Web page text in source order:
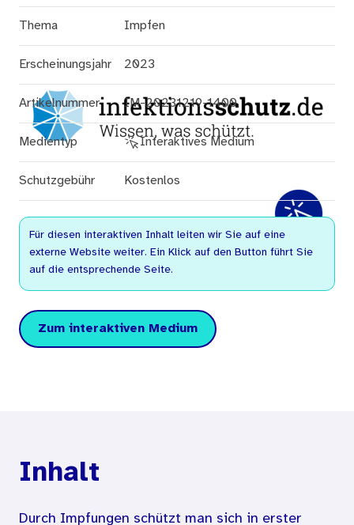
Thema Impfen
Erscheinungsjahr 2023
Artikelnummer IM-20231219-1400
Medientyp Interaktives Medium
Schutzgebühr Kostenlos
Für diesen interaktiven Inhalt leiten wir Sie auf eine
externe Website weiter. Ein Klick auf den Button führt Sie
auf die entsprechende Seite.
Zum interaktiven Medium
Inhalt
Durch Impfungen schützt man sich in erster